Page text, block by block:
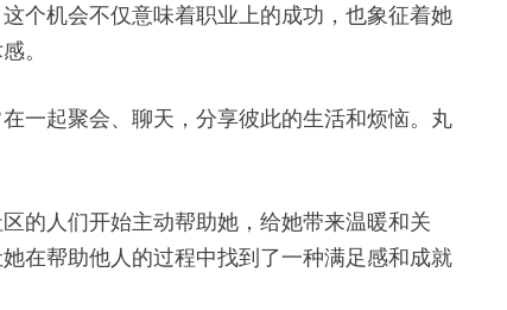
个机会不仅意味着职业上的成功，也象征着她
。
一起聚会、聊天，分享彼此的生活和烦恼。丸
的人们开始主动帮助她，给她带来温暖和关
在帮助他人的过程中找到了一种满足感和成就